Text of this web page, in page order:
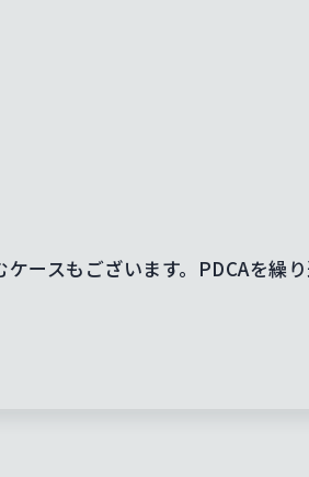
ースもございます。PDCAを繰